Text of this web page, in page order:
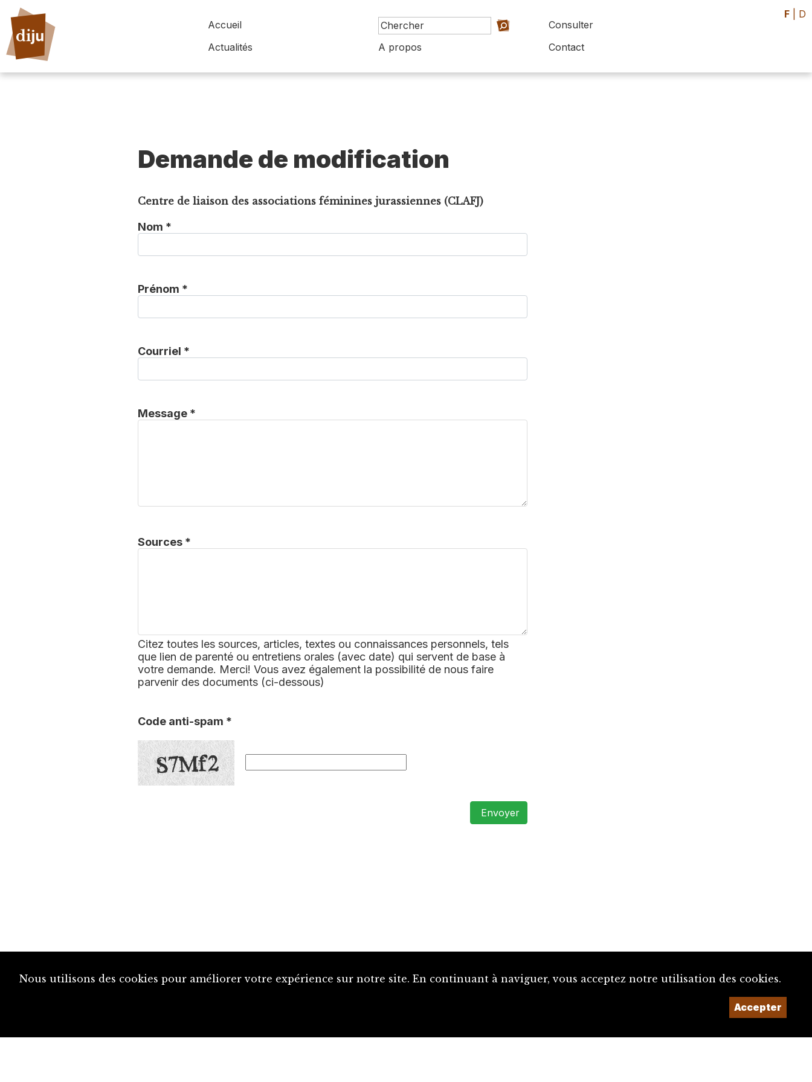
Accueil
Consulter
Actualités
A propos Contact
F D
Demande de modification
Centre de liaison des associations féminines jurassiennes (CLAFJ)
Nom *
Prénom *
Courriel *
Message *
Sources *
Citez toutes les sources, articles, textes ou connaissances personnels, tels
que lien de parenté ou entretiens orales (avec date) qui servent de base à
votre demande. Merci! Vous avez également la possibilité de nous faire
parvenir des documents (ci-dessous)
Code anti-spam *
Envoyer
Nous utilisons des cookies pour améliorer votre expérience sur notre site. En continuant à naviguer, vous acceptez notre utilisation des cookies.
Accepter